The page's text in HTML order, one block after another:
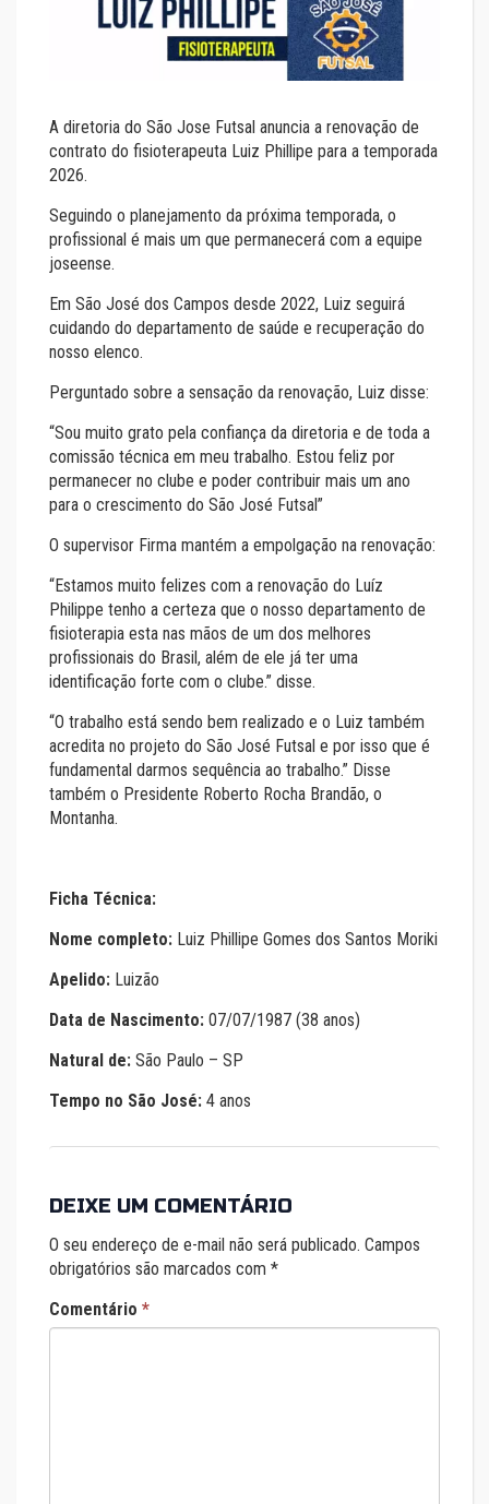
A diretoria do São Jose Futsal anuncia a renovação de
contrato do fisioterapeuta Luiz Phillipe para a temporada
2026.
Seguindo o planejamento da próxima temporada, o
profissional é mais um que permanecerá com a equipe
joseense.
Em São José dos Campos desde 2022, Luiz seguirá
cuidando do departamento de saúde e recuperação do
nosso elenco.
Perguntado sobre a sensação da renovação, Luiz disse:
“Sou muito grato pela confiança da diretoria e de toda a
comissão técnica em meu trabalho. Estou feliz por
permanecer no clube e poder contribuir mais um ano
para o crescimento do São José Futsal”
O supervisor Firma mantém a empolgação na renovação:
“Estamos muito felizes com a renovação do Luíz
Philippe tenho a certeza que o nosso departamento de
fisioterapia esta nas mãos de um dos melhores
profissionais do Brasil, além de ele já ter uma
identificação forte com o clube.” disse.
“O trabalho está sendo bem realizado e o Luiz também
acredita no projeto do São José Futsal e por isso que é
fundamental darmos sequência ao trabalho.” Disse
também o Presidente Roberto Rocha Brandão, o
Montanha.
Ficha Técnica:
Nome completo: Luiz Phillipe Gomes dos Santos Moriki
Apelido: Luizão
Data de Nascimento: 07/07/1987 (38 anos)
Natural de: São Paulo – SP
Tempo no São José: 4 anos
DEIXE UM COMENTÁRIO
O seu endereço de e-mail não será publicado. Campos
obrigatórios são marcados com *
Comentário *